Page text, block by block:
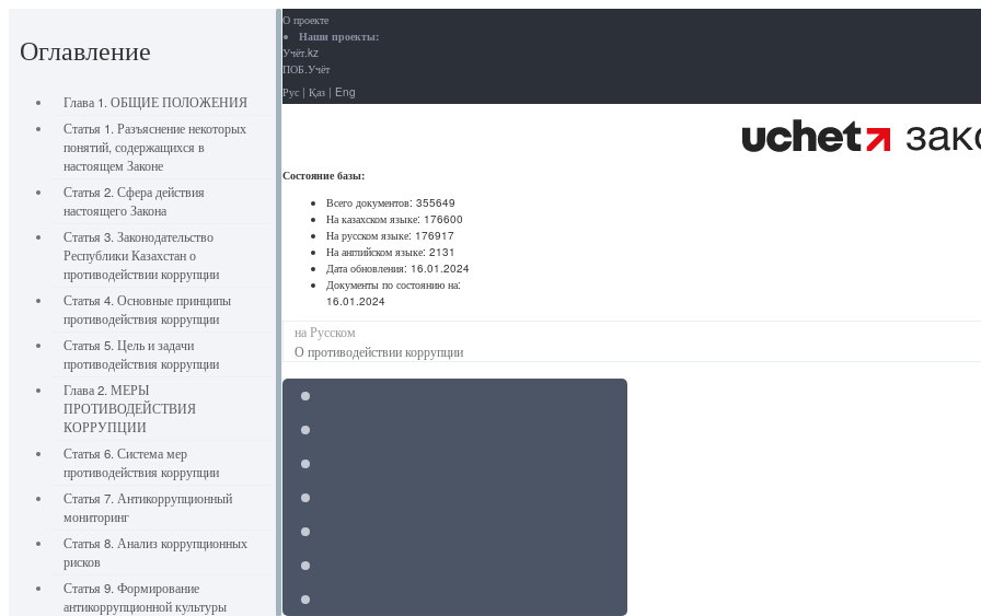
Оглавление
Глава 1. ОБЩИЕ ПОЛОЖЕНИЯ
Статья 1. Разъяснение некоторых
понятий, содержащихся в
настоящем Законе
Статья 2. Сфера действия
настоящего Закона
Статья 3. Законодательство
Республики Казахстан о
противодействии коррупции
Статья 4. Основные принципы
противодействия коррупции
Статья 5. Цель и задачи
противодействия коррупции
Глава 2. МЕРЫ
ПРОТИВОДЕЙСТВИЯ
КОРРУПЦИИ
Статья 6. Система мер
противодействия коррупции
Статья 7. Антикоррупционный
мониторинг
Статья 8. Анализ коррупционных
рисков
Статья 9. Формирование
антикоррупционной культуры
О проекте
Наши проекты:
Учёт.kz
ПОБ.Учёт
Рус | Қаз | Eng
Состояние базы:
Всего документов: 355649
На казахском языке: 176600
На русском языке: 176917
На английском языке: 2131
Дата обновления: 16.01.2024
Документы по состоянию на:
16.01.2024
на Русском
О противодействии коррупции